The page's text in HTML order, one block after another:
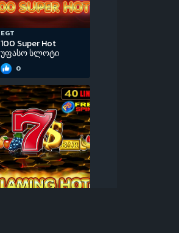
EGT
100 Super Hot
უფასო სლოტი
0